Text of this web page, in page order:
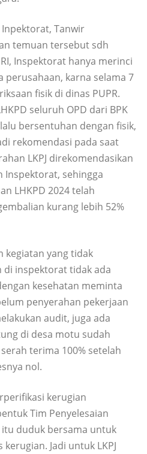
Tanwir
temuan tersebut sdh
Inspektorat hanya merinci
perusahaan, karna selama 7
fisik di dinas PUPR.
seluruh OPD dari BPK
bersentuhan dengan fisik,
rekomendasi pada saat
LKPJ direkomendasikan
sehingga
LHKPD 2024 telah
kurang lebih 52%
kegiatan yang tidak
di inspektorat tidak ada
kesehatan meminta
penyerahan pekerjaan
audit, juga ada
di desa motu sudah
terima 100% setelah
nol.
kerugian
Tim Penyelesaian
duduk bersama untuk
Jadi untuk LKPJ